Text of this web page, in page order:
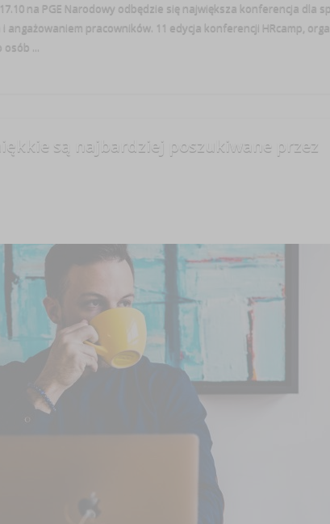
17.10 na PGE Narodowy odbędzie się największa konferencja dla
pracowników. 11 edycja konferencji HRcamp,
osób ...
są najbardziej poszukiwane przez